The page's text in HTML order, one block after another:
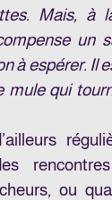
Mais, à
un
à espérer. Il
mule qui
ou